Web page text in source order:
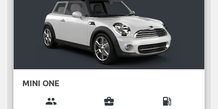
MINI ONE
group business_center local_gas_station